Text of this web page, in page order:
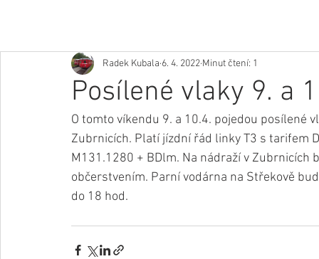
Posílené vlaky 9. a
Radek Kubala 6. 4. 2022 Minut čtení: 1
O tomto víkendu 9. a 10.4. pojedou posílené
Zubrnicích. Platí jízdní řád linky T3 s tarifem
M131.1280 + BDlm. Na nádraží v
občerstvením. Parní vodárna na Střekově
do 18 hod.